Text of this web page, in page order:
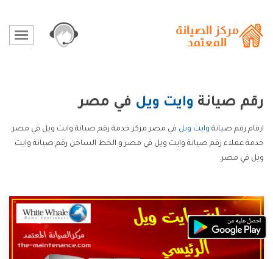
رقم صيانة وايت ويل في مصر
ارقام رقم صيانة وايت ويل في مصر مركز خدمة رقم صيانة وايت ويل في مصر
خدمة عملاء رقم صيانة وايت ويل في مصر و الخط الساخن رقم صيانة وايت
ويل في مصر.